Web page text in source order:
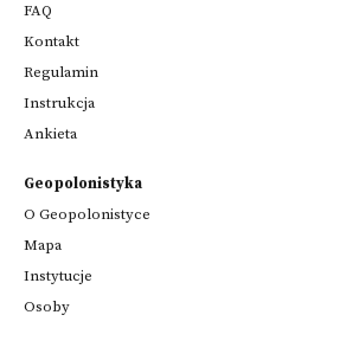
FAQ
Kontakt
Regulamin
Instrukcja
Ankieta
Geopolonistyka
O Geopolonistyce
Mapa
Instytucje
Osoby